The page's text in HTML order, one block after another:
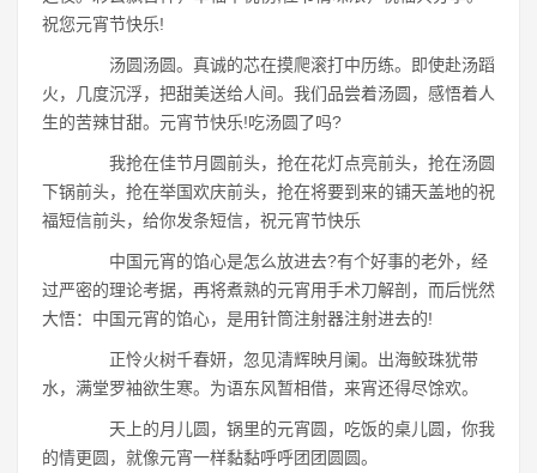
祝您元宵节快乐!
汤圆汤圆。真诚的芯在摸爬滚打中历练。即使赴汤蹈
火，几度沉浮，把甜美送给人间。我们品尝着汤圆，感悟着人
生的苦辣甘甜。元宵节快乐!吃汤圆了吗?
我抢在佳节月圆前头，抢在花灯点亮前头，抢在汤圆
下锅前头，抢在举国欢庆前头，抢在将要到来的铺天盖地的祝
福短信前头，给你发条短信，祝元宵节快乐
中国元宵的馅心是怎么放进去?有个好事的老外，经
过严密的理论考据，再将煮熟的元宵用手术刀解剖，而后恍然
大悟：中国元宵的馅心，是用针筒注射器注射进去的!
正怜火树千春妍，忽见清辉映月阑。出海鲛珠犹带
水，满堂罗袖欲生寒。为语东风暂相借，来宵还得尽馀欢。
天上的月儿圆，锅里的元宵圆，吃饭的桌儿圆，你我
的情更圆，就像元宵一样黏黏呼呼团团圆圆。